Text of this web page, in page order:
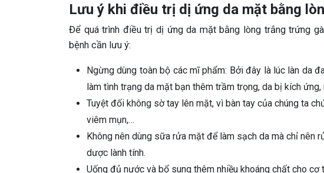
Lưu ý khi điều trị dị ứng da mặt bằng
Để quá trình điều trị dị ứng da mặt bằng lòng trắng trứng
bệnh cần lưu ý:
Ngừng dùng toàn bộ các mĩ phẩm: Bởi đây là lúc làn da
làm tình trạng da mặt bạn thêm trầm trọng, da bị kích
Tuyệt đối không sờ tay lên mặt, vì bàn tay của chúng ta
viêm mụn,…
Không nên dùng sữa rửa mặt để làm sạch da mà chỉ nên
dược lành tính.
Uống đủ nước và bổ sung thêm nhiều khoáng chất cho